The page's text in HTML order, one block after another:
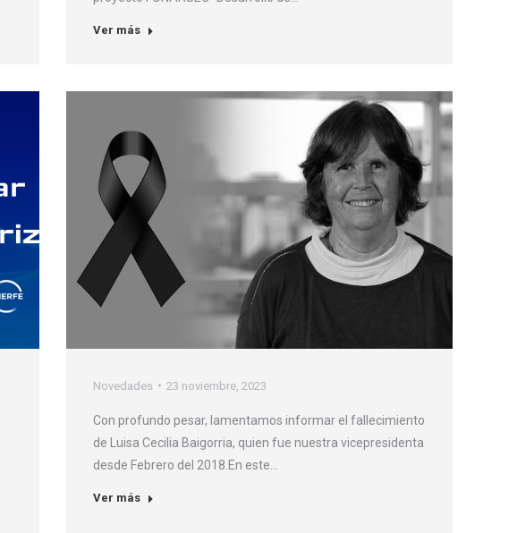
Ver más
Novedades 23 noviembre, 2023
Con profundo pesar, lamentamos informar el fallecimiento
de Luisa Cecilia Baigorria, quien fue nuestra vicepresidenta
desde Febrero del 2018.En este…
Ver más